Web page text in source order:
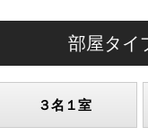
部屋タイ
３名１室